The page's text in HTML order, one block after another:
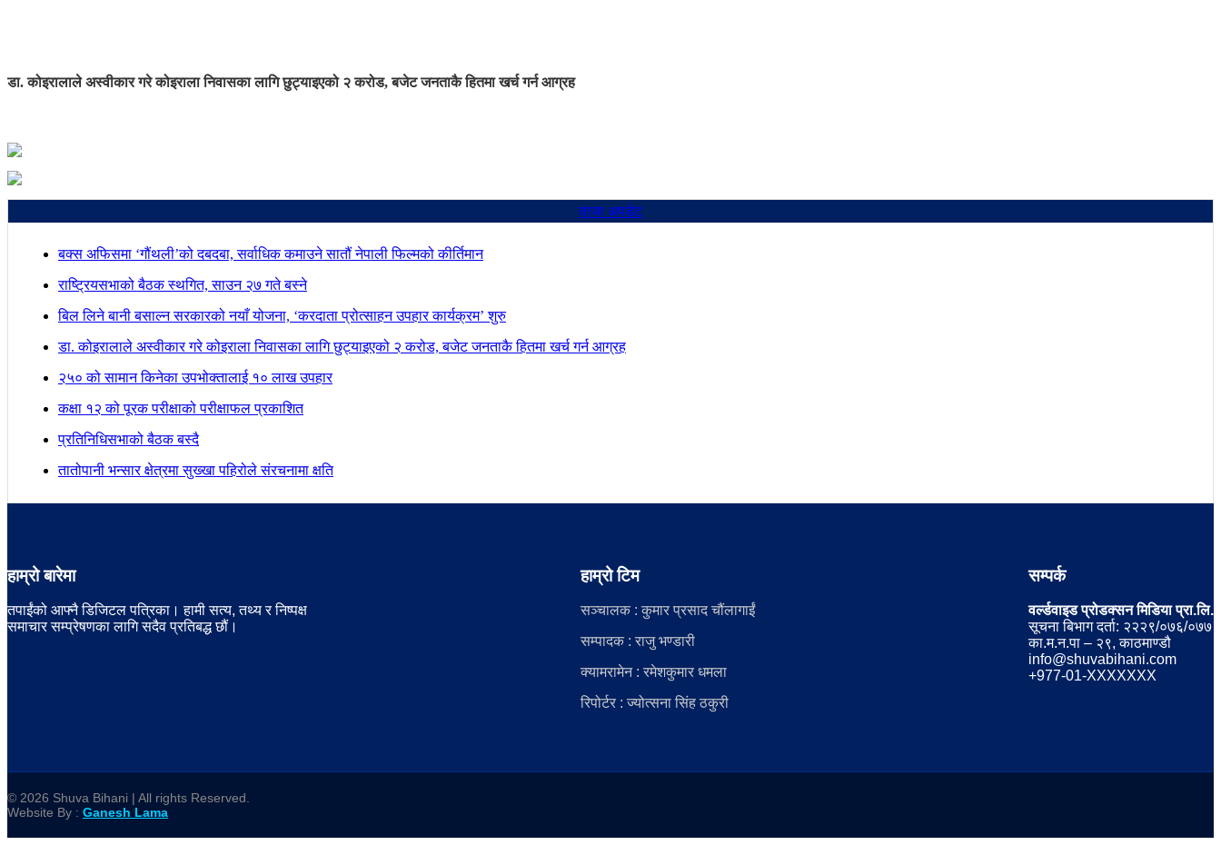
डा. कोइरालाले अस्वीकार गरे कोइराला निवासका लागि छुट्याइएको २ करोड, बजेट जनताकै हितमा खर्च गर्न आग्रह
ताजा अपडेट
बक्स अफिसमा ‘गौंथली’को दबदबा, सर्वाधिक कमाउने सातौं नेपाली फिल्मको कीर्तिमान
राष्ट्रियसभाको बैठक स्थगित, साउन २७ गते बस्ने
बिल लिने बानी बसाल्न सरकारको नयाँ योजना, ‘करदाता प्रोत्साहन उपहार कार्यक्रम’ शुरु
डा. कोइरालाले अस्वीकार गरे कोइराला निवासका लागि छुट्याइएको २ करोड, बजेट जनताकै हितमा खर्च गर्न आग्रह
२५० को सामान किनेका उपभोक्तालाई १० लाख उपहार
कक्षा १२ को पूरक परीक्षाको परीक्षाफल प्रकाशित
प्रतिनिधिसभाको बैठक बस्दै
तातोपानी भन्सार क्षेत्रमा सुख्खा पहिरोले संरचनामा क्षति
हाम्रो बारेमा
तपाईंको आफ्नै डिजिटल पत्रिका। हामी सत्य, तथ्य र निष्पक्ष
समाचार सम्प्रेषणका लागि सदैव प्रतिबद्ध छौं।
हाम्रो टिम
सञ्चालक : कुमार प्रसाद चौंलागाईं
सम्पादक : राजु भण्डारी
क्यामरामेन : रमेशकुमार धमला
रिपोर्टर : ज्योत्सना सिंह ठकुरी
सम्पर्क
वर्ल्डवाइड प्रोडक्सन मिडिया प्रा.लि.
सूचना बिभाग दर्ता: २२२९/०७६/०७७
का.म.न.पा – २९, काठमाण्डौ
info@shuvabihani.com
+977-01-XXXXXXX
© 2026 Shuva Bihani | All rights Reserved.
Website By : Ganesh Lama